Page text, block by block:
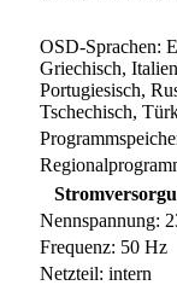
OSD-Sprachen:
Griechisch,
Portugiesisch,
Tschechisch,
Nennspannung:
Frequenz: 50 Hz
Netzteil: intern